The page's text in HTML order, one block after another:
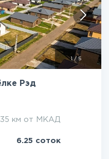
1/ 5
Рэд
35 км от МКАД
6.25 соток